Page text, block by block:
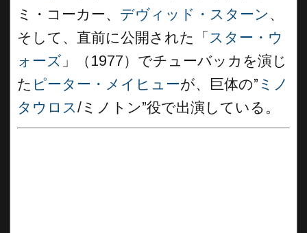
ミ・コーカー、 デヴィッド・スターン 、
そして、直前に公開された「 スター・ウ
ォーズ 」（1977）でチューバッカを演じ
た ピーター・メイヒューが、巨体の” ミノ
タウロス/ミノトン”役で出演している。